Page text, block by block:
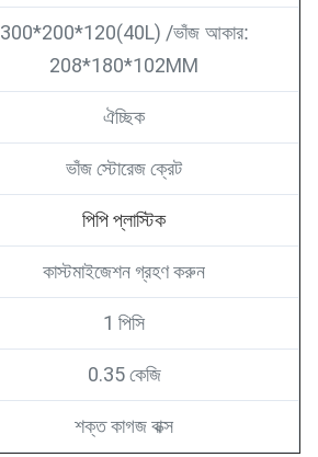
300*200*120(40L) /ভাঁজ আকার:
208*180*102MM
ঐচ্ছিক
ভাঁজ স্টোরেজ ক্রেট
পিপি প্লাস্টিক
কাস্টমাইজেশন গ্রহণ করুন
1 পিসি
0.35 কেজি
শক্ত কাগজ বাক্স